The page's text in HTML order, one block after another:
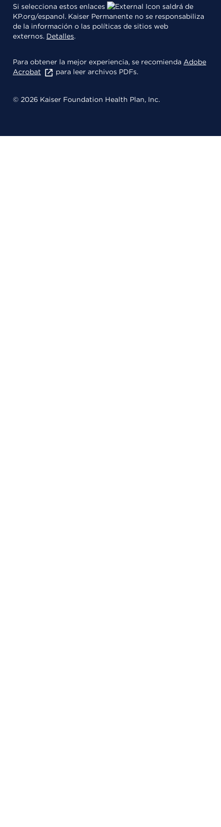
Si selecciona estos enlaces
saldrá de
KP.org/espanol. Kaiser Permanente no se responsabiliza
de la información o las políticas de sitios web
externos. Detalles.
Para obtener la mejor experiencia, se recomienda Adobe
Acrobat
para leer archivos PDFs.
© 2026 Kaiser Foundation Health Plan, Inc.